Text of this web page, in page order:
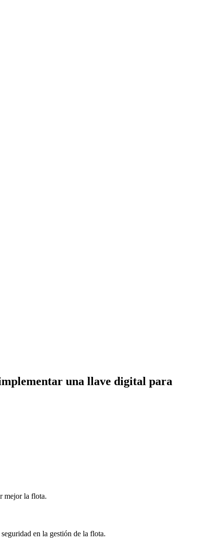
una llave digital para
mejor la flota.
en la gestión de la flota.